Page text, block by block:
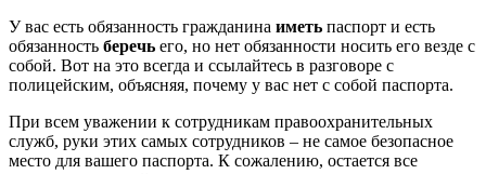
У вас есть обязанность гражданина иметь паспорт и есть
обязанность беречь его, но нет обязанности носить его везде с
собой. Вот на это всегда и ссылайтесь в разговоре с
полицейским, объясняя, почему у вас нет с собой паспорта.
При всем уважении к сотрудникам правоохранительных
служб, руки этих самых сотрудников – не самое безопасное
место для вашего паспорта. К сожалению, остается все